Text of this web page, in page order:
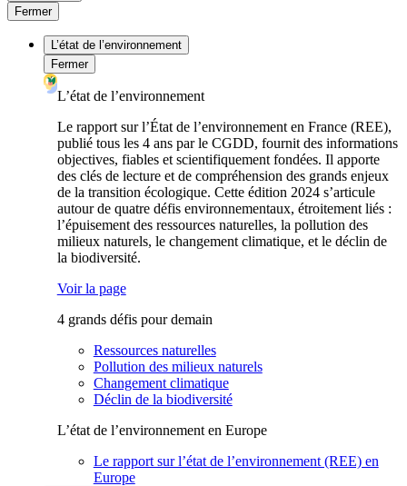
Fermer
L’état de l’environnement
Fermer
L’état de l’environnement
Le rapport sur l’État de l’environnement en France (REE),
publié tous les 4 ans par le CGDD, fournit des informations
objectives, fiables et scientifiquement fondées. Il apporte
des clés de lecture et de compréhension des grands enjeux
de la transition écologique. Cette édition 2024 s’articule
autour de quatre défis environnementaux, étroitement liés :
l’épuisement des ressources naturelles, la pollution des
milieux naturels, le changement climatique, et le déclin de
la biodiversité.
Voir la page
4 grands défis pour demain
Ressources naturelles
Pollution des milieux naturels
Changement climatique
Déclin de la biodiversité
L’état de l’environnement en Europe
Le rapport sur l’état de l’environnement (REE) en
Europe